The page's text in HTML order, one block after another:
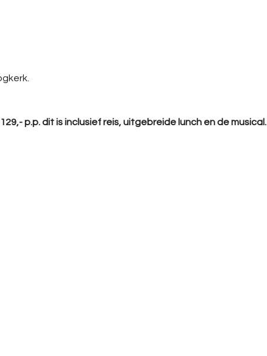
p.p. dit is inclusief reis, uitgebreide lunch en de musical.